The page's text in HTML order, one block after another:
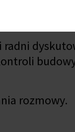
radni
rozmowy.